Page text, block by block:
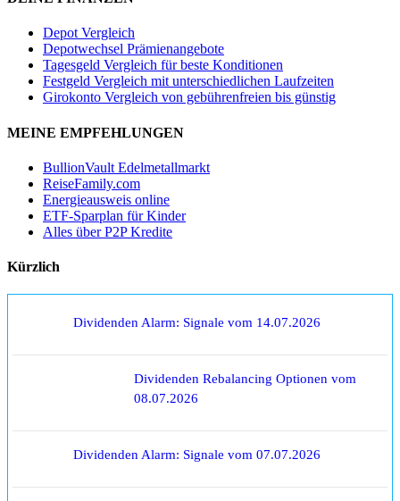
Depot Vergleich
Depotwechsel Prämienangebote
Tagesgeld Vergleich für beste Konditionen
Festgeld Vergleich mit unterschiedlichen Laufzeiten
Girokonto Vergleich von gebührenfreien bis günstig
MEINE EMPFEHLUNGEN
BullionVault Edelmetallmarkt
ReiseFamily.com
Energieausweis online
ETF-Sparplan für Kinder
Alles über P2P Kredite
Kürzlich
Dividenden Alarm: Signale vom 14.07.2026
Dividenden Rebalancing Optionen vom
08.07.2026
Dividenden Alarm: Signale vom 07.07.2026